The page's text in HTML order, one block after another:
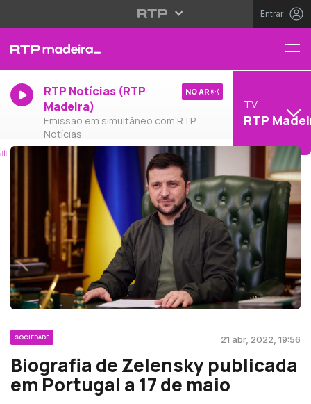
Entrar
RTP Notícias (RTP
Madeira)
Emissão em simultâneo com RTP
Notícias
NO AR
TV
RTP
SOCIEDADE 21 abr, 2022, 19:56
Biografia de Zelensky publicada
em Portugal a 17 de maio